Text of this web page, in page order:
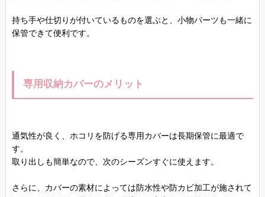
持ち手や仕切りが付いているものを選ぶと、小物パーツも一緒に
保管できて便利です。
専用収納カバーのメリット
通気性が良く、ホコリを防げる専用カバーは長期保管に最適で
す。
取り出しも簡単なので、次のシーズンすぐに使えます。
さらに、カバーの素材によっては防水性や防カビ加工が施されて